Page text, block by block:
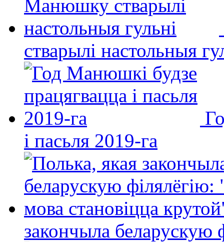
стварылі настольныя
і пасьля 2019-га
закончыла беларускую